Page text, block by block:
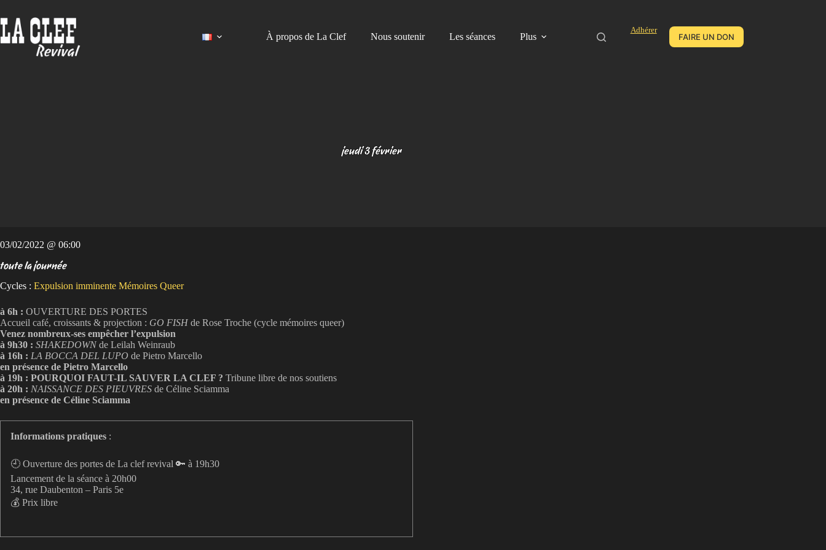
au
contenu
À propos de La Clef
Nous soutenir Les séances Plus
Adhérer
FAIRE UN DON
jeudi 3 février
03/02/2022 @ 06:00
toute la journée
Cycles : Expulsion imminente Mémoires Queer
à 6h : OUVERTURE DES PORTES
Accueil café, croissants & projection : GO FISH de Rose Troche (cycle mémoires queer)
Venez nombreux-ses empêcher l’expulsion
à 9h30 : SHAKEDOWNde Leilah Weinraub
à 16h : LA BOCCA DEL LUPO de Pietro Marcello
en présence de Pietro Marcello
à 19h : POURQUOI FAUT-IL SAUVER LA CLEF ? Tribune libre de nos soutiens
à 20h : NAISSANCE DES PIEUVRES de Céline Sciamma
en présence de Céline Sciamma
Informations pratiques :
🕘 Ouverture des portes de La clef revival 🔑 à 19h30
Lancement de la séance à 20h00
34, rue Daubenton – Paris 5e
💰 Prix libre